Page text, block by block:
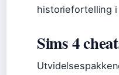
historiefortelling
Sims 4